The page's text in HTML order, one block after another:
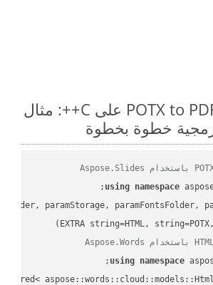
كيفية تحويل POTX to PDF على C++: مثال
خطوة بخطوة
using namespace
paramStorage, paramFontsFolder,
using namespace